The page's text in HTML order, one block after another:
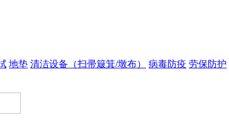
地垫 清洁设备（扫帚簸箕/墩布） 病毒防疫 劳保防护